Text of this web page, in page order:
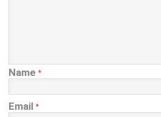
Name *
Email *